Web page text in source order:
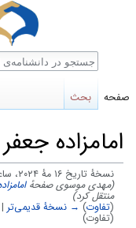
امامزاده
نسخهٔ تاریخ ‏۱۶ مهٔ ۲۰۲۴، ساعت ۱۱:۴۴ توسط
(مهدی موسوی صفحهٔ
منتقل کرد)
(تفاوت) → نسخهٔ قدیمی‌تر|
(تفاوت)
صفحه بحث
جستجو